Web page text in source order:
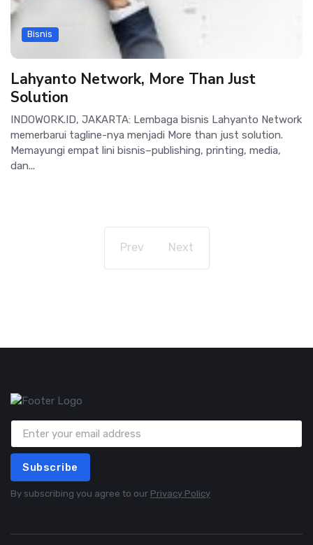
Bisnis
Lahyanto Network, More Than Just
Solution
INDOWORK.ID, JAKARTA: Lembaga bisnis Lahyanto Network
memerbarui tagline-nya menjadi More than just solution.
Memayungi empat lini bisnis–publishing, printing, media,
dan...
Prev Next
Subscribe
By subscribing you agree to our Privacy Policy